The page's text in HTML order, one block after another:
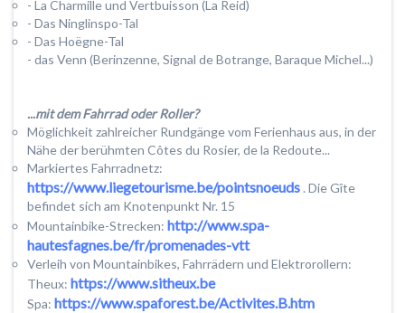
- La Charmille und Vertbuisson (La Reid)
- Das Ninglinspo-Tal
- Das Hoëgne-Tal
- das Venn (Berinzenne, Signal de Botrange, Baraque Michel...)
...mit dem Fahrrad oder Roller?
Möglichkeit zahlreicher Rundgänge vom Ferienhaus aus, in der
Nähe der berühmten Côtes du Rosier, de la Redoute...
Markiertes Fahrradnetz:
https://www.liegetourisme.be/pointsnoeuds . Die Gîte
befindet sich am Knotenpunkt Nr. 15
Mountainbike-Strecken: http://www.spa-
hautesfagnes.be/fr/promenades-vtt
Verleih von Mountainbikes, Fahrrädern und Elektrorollern:
Theux: https://www.sitheux.be
Spa: https://www.spaforest.be/Activites.B.htm